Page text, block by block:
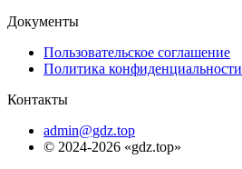
Документы
Пользовательское соглашение
Политика конфиденциальности
Контакты
admin@gdz.top
© 2024-2026 «gdz.top»